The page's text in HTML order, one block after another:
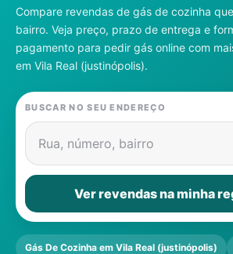
Cadastre-se
Gás
Contatos
Compare revendas de gás de cozinha
bairro. Veja preço, prazo de entrega e
pagamento para pedir gás online com
em Vila Real (justinópolis).
BUSCAR NO SEU ENDEREÇO
Rua, número, bairro
Ver revendas na minha
Gás De Cozinha em Vila Real (justinópolis)